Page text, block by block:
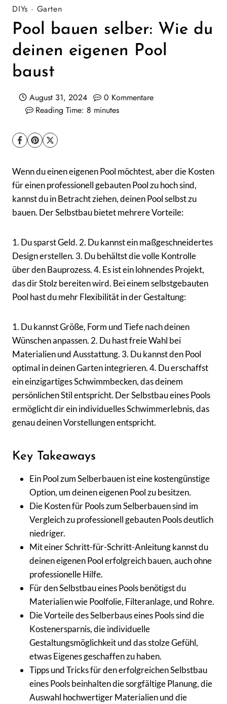
DIYs · Garten
Pool bauen selber: Wie du
deinen eigenen Pool
baust
August 31, 2024
0 Kommentare
Reading Time: 8 minutes
Wenn du einen eigenen Pool möchtest, aber die Kosten
für einen professionell gebauten Pool zu hoch sind,
kannst du in Betracht ziehen, deinen Pool selbst zu
bauen. Der Selbstbau bietet mehrere Vorteile:
1. Du sparst Geld. 2. Du kannst ein maßgeschneidertes
Design erstellen. 3. Du behältst die volle Kontrolle
über den Bauprozess. 4. Es ist ein lohnendes Projekt,
das dir Stolz bereiten wird. Bei einem selbstgebauten
Pool hast du mehr Flexibilität in der Gestaltung:
1. Du kannst Größe, Form und Tiefe nach deinen
Wünschen anpassen. 2. Du hast freie Wahl bei
Materialien und Ausstattung. 3. Du kannst den Pool
optimal in deinen Garten integrieren. 4. Du erschaffst
ein einzigartiges Schwimmbecken, das deinem
persönlichen Stil entspricht. Der Selbstbau eines Pools
ermöglicht dir ein individuelles Schwimmerlebnis, das
genau deinen Vorstellungen entspricht.
Key Takeaways
Ein Pool zum Selberbauen ist eine kostengünstige
Option, um deinen eigenen Pool zu besitzen.
Die Kosten für Pools zum Selberbauen sind im
Vergleich zu professionell gebauten Pools deutlich
niedriger.
Mit einer Schritt-für-Schritt-Anleitung kannst du
deinen eigenen Pool erfolgreich bauen, auch ohne
professionelle Hilfe.
Für den Selbstbau eines Pools benötigst du
Materialien wie Poolfolie, Filteranlage, und Rohre.
Die Vorteile des Selberbaus eines Pools sind die
Kostenersparnis, die individuelle
Gestaltungsmöglichkeit und das stolze Gefühl,
etwas Eigenes geschaffen zu haben.
Tipps und Tricks für den erfolgreichen Selbstbau
eines Pools beinhalten die sorgfältige Planung, die
Auswahl hochwertiger Materialien und die